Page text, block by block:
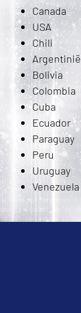
Canada
USA
Chili
Argentinië
Bolivia
Colombia
Cuba
Ecuador
Paraguay
Peru
Uruguay
Venezuela